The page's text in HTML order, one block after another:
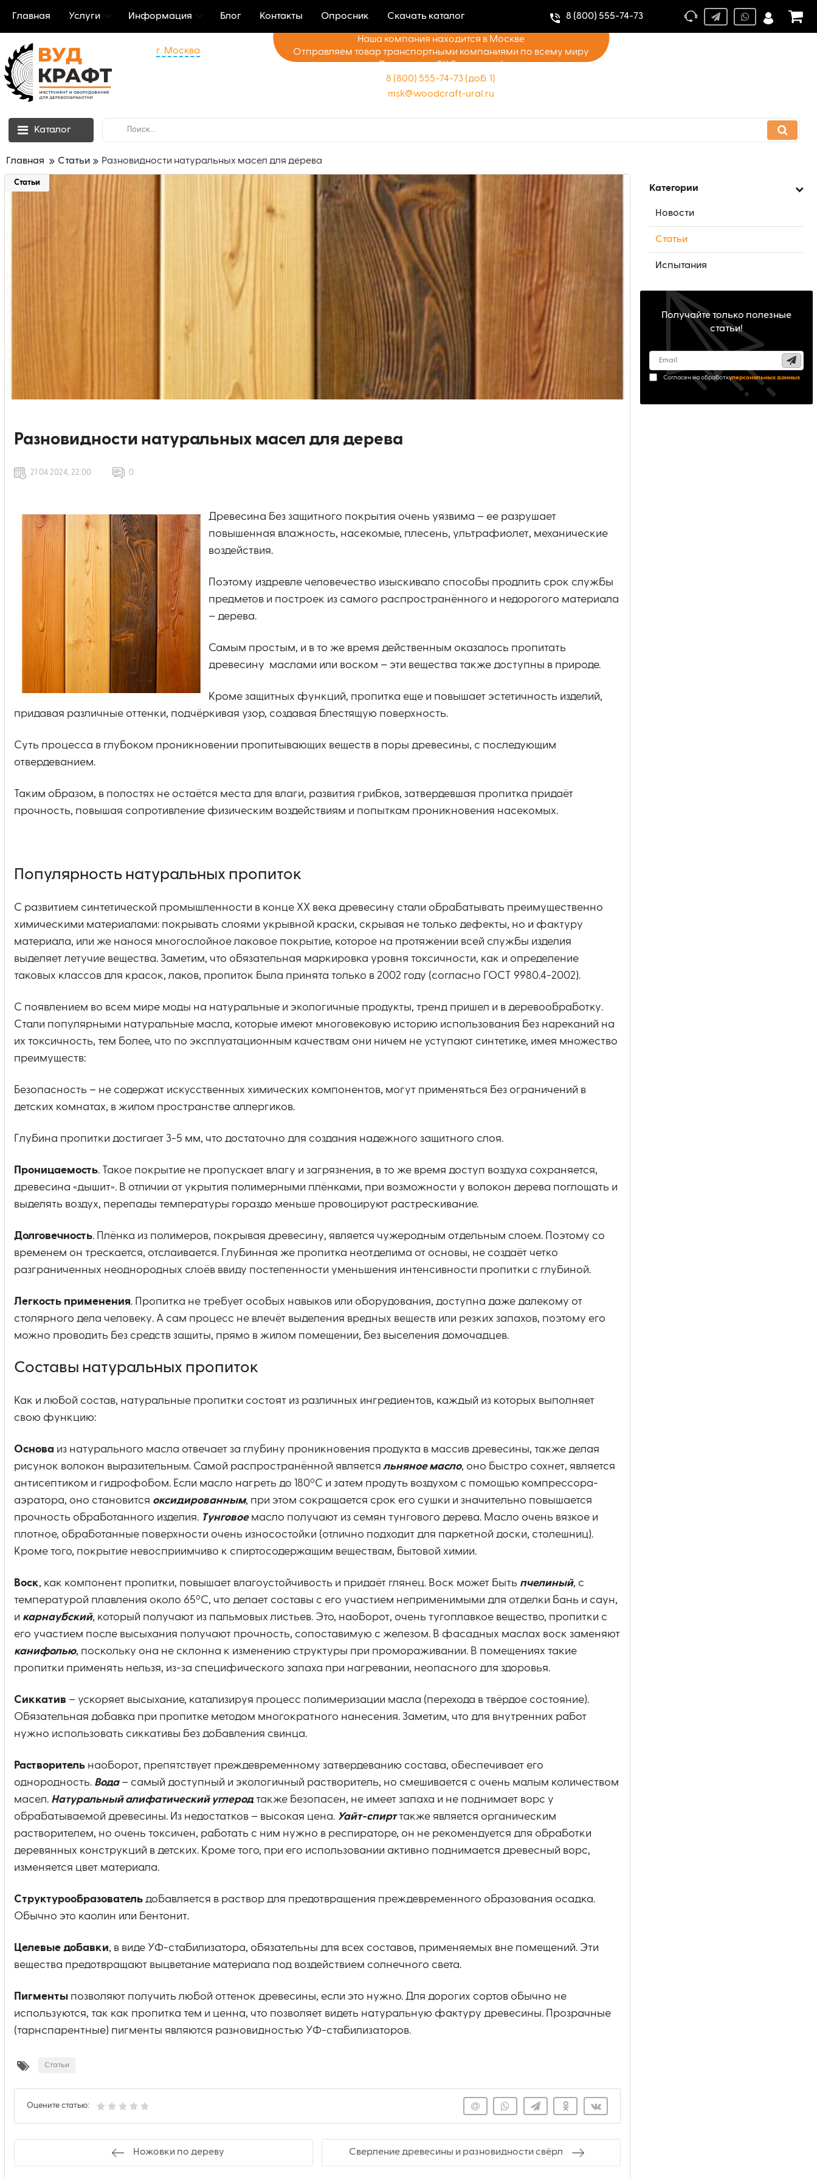
Главная Услуги Информация Блог Контакты Опросник Скачать каталог 8 (800) 555-74-73
г. Москва
Наша компания находится в Москве
Отправляем товар транспортными компаниями по всему миру
Доставка до ТК бесплатно!
8 (800) 555-74-73 (доб. 1)
msk@woodcraft-ural.ru
Каталог
Главная Статьи Разновидности натуральных масел для дерева
Категории
Новости
Статьи
Испытания
Получайте только полезные
статьи!
Согласен на обработкуперсональных данных
Статьи
Разновидности натуральных масел для дерева
21 04 2024, 22:00 0
Древесина без защитного покрытия очень уязвима – ее разрушает
повышенная влажность, насекомые, плесень, ультрафиолет, механические
воздействия.
Поэтому издревле человечество изыскивало способы продлить срок службы
предметов и построек из самого распространённого и недорогого материала
– дерева.
Самым простым, и в то же время действенным оказалось пропитать
древесину маслами или воском – эти вещества также доступны в природе.
Кроме защитных функций, пропитка еще и повышает эстетичность изделий,
придавая различные оттенки, подчёркивая узор, создавая блестящую поверхность.
Суть процесса в глубоком проникновении пропитывающих веществ в поры древесины, с последующим
отвердеванием.
Таким образом, в полостях не остаётся места для влаги, развития грибков, затвердевшая пропитка придаёт
прочность, повышая сопротивление физическим воздействиям и попыткам проникновения насекомых.
Популярность натуральных пропиток
С развитием синтетической промышленности в конце ХХ века древесину стали обрабатывать преимущественно
химическими материалами: покрывать слоями укрывной краски, скрывая не только дефекты, но и фактуру
материала, или же нанося многослойное лаковое покрытие, которое на протяжении всей службы изделия
выделяет летучие вещества. Заметим, что обязательная маркировка уровня токсичности, как и определение
таковых классов для красок, лаков, пропиток была принята только в 2002 году (согласно ГОСТ 9980.4-2002).
С появлением во всем мире моды на натуральные и экологичные продукты, тренд пришел и в деревообработку.
Стали популярными натуральные масла, которые имеют многовековую историю использования без нареканий на
их токсичность, тем более, что по эксплуатационным качествам они ничем не уступают синтетике, имея множество
преимуществ:
Безопасность – не содержат искусственных химических компонентов, могут применяться без ограничений в
детских комнатах, в жилом пространстве аллергиков.
Глубина пропитки достигает 3-5 мм, что достаточно для создания надежного защитного слоя.
Проницаемость. Такое покрытие не пропускает влагу и загрязнения, в то же время доступ воздуха сохраняется,
древесина «дышит». В отличии от укрытия полимерными плёнками, при возможности у волокон дерева поглощать и
выделять воздух, перепады температуры гораздо меньше провоцируют растрескивание.
Долговечность. Плёнка из полимеров, покрывая древесину, является чужеродным отдельным слоем. Поэтому со
временем он трескается, отслаивается. Глубинная же пропитка неотделима от основы, не создаёт четко
разграниченных неоднородных слоёв ввиду постепенности уменьшения интенсивности пропитки с глубиной.
Легкость применения. Пропитка не требует особых навыков или оборудования, доступна даже далекому от
столярного дела человеку. А сам процесс не влечёт выделения вредных веществ или резких запахов, поэтому его
можно проводить без средств защиты, прямо в жилом помещении, без выселения домочадцев.
Составы натуральных пропиток
Как и любой состав, натуральные пропитки состоят из различных ингредиентов, каждый из которых выполняет
свою функцию:
Основа из натурального масла отвечает за глубину проникновения продукта в массив древесины, также делая
рисунок волокон выразительным. Самой распространённой являетсяльняное масло, оно быстро сохнет, является
антисептиком и гидрофобом. Если масло нагреть до 180оС и затем продуть воздухом с помощью компрессора-
аэратора, оно становится оксидированным, при этом сокращается срок его сушки и значительно повышается
прочность обработанного изделия. Тунговоемасло получают из семян тунгового дерева. Масло очень вязкое и
плотное, обработанные поверхности очень износостойки (отлично подходит для паркетной доски, столешниц).
Кроме того, покрытие невосприимчиво к спиртосодержащим веществам, бытовой химии.
Воск, как компонент пропитки, повышает влагоустойчивость и придаёт глянец. Воск может быть пчелиный, с
температурой плавления около 65оС, что делает составы с его участием неприменимыми для отделки бань и саун,
и карнаубский, который получают из пальмовых листьев. Это, наоборот, очень тугоплавкое вещество, пропитки с
его участием после высыхания получают прочность, сопоставимую с железом. В фасадных маслах воск заменяют
канифолью, поскольку она не склонна к изменению структуры при промораживании. В помещениях такие
пропитки применять нельзя, из-за специфического запаха при нагревании, неопасного для здоровья.
Сиккатив – ускоряет высыхание, катализируя процесс полимеризации масла (перехода в твёрдое состояние).
Обязательная добавка при пропитке методом многократного нанесения. Заметим, что для внутренних работ
нужно использовать сиккативы без добавления свинца.
Растворитель наоборот, препятствует преждевременному затвердеванию состава, обеспечивает его
однородность. Вода– самый доступный и экологичный растворитель, но смешивается с очень малым количеством
масел. Натуральный алифатический углеродтакже безопасен, не имеет запаха и не поднимает ворс у
обрабатываемой древесины. Из недостатков – высокая цена. Уайт-спирттакже является органическим
растворителем, но очень токсичен, работать с ним нужно в респираторе, он не рекомендуется для обработки
деревянных конструкций в детских. Кроме того, при его использовании активно поднимается древесный ворс,
изменяется цвет материала.
Структурообразователь добавляется в раствор для предотвращения преждевременного образования осадка.
Обычно это каолин или бентонит.
Целевые добавки, в виде УФ-стабилизатора, обязательны для всех составов, применяемых вне помещений. Эти
вещества предотвращают выцветание материала под воздействием солнечного света.
Пигменты позволяют получить любой оттенок древесины, если это нужно. Для дорогих сортов обычно не
используются, так как пропитка тем и ценна, что позволяет видеть натуральную фактуру древесины. Прозрачные
(тарнспарентные) пигменты являются разновидностью УФ-стабилизаторов.
Статьи
Оцените статью:
Ножовки по дереву Сверление древесины и разновидности свёрл